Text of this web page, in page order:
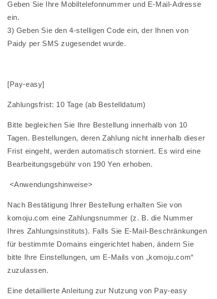
Geben Sie Ihre Mobiltelefonnummer und E-Mail-Adresse
ein.
3) Geben Sie den 4-stelligen Code ein, der Ihnen von
Paidy per SMS zugesendet wurde.
[Pay-easy]
Zahlungsfrist: 10 Tage (ab Bestelldatum)
Bitte begleichen Sie Ihre Bestellung innerhalb von 10
Tagen. Bestellungen, deren Zahlung nicht innerhalb dieser
Frist eingeht, werden automatisch storniert. Es wird eine
Bearbeitungsgebühr von 190 Yen erhoben.
<Anwendungshinweise>
Nach Bestätigung Ihrer Bestellung erhalten Sievon
komoju.com eine Zahlungsnummer (z. B. die Nummer
Ihres Zahlungsinstituts). Falls Sie E-Mail-Beschränkungen
für bestimmte Domains eingerichtet haben, ändern Sie
bitte Ihre Einstellungen, um E-Mails von „komoju.com“
zuzulassen.
Eine detaillierte Anleitung zur Nutzung von Pay-easy